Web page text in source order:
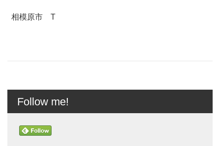
相模原市 T
Follow me!